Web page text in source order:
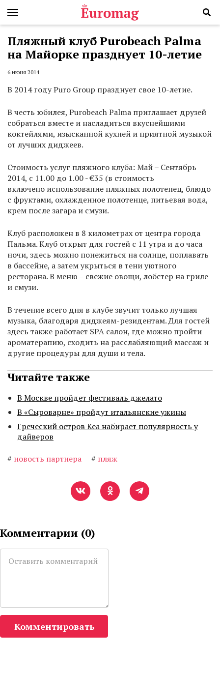
Пляжный клуб Purobeach Palma
на Майорке празднует 10-летие
6 июня 2014
В 2014 году Puro Group празднует свое 10-летие.
В честь юбилея, Purobeach Palma приглашает друзей
собраться вместе и насладиться вкуснейшими
коктейлями, изысканной кухней и приятной музыкой
от лучших диджеев.
Стоимость услуг пляжного клуба: Май – Сентябрь
2014, с 11.00 до 1.00 - €35 (в стоимость
включено использование пляжных полотенец, блюдо
с фруктами, охлажденное полотенце, питьевая вода,
крем после загара и смузи.
Клуб расположен в 8 километрах от центра города
Пальма. Клуб открыт для гостей с 11 утра и до часа
ночи, здесь можно понежиться на солнце, поплавать
в бассейне, а затем укрыться в тени уютного
ресторана. В меню – свежие овощи, лобстер на гриле
и смузи.
В течение всего дня в клубе звучит только лучшая
музыка, благодаря диджеям-резидентам. Для гостей
здесь также работает SPA салон, где можно пройти
ароматерапию, сходить на расслабляющий массаж и
другие процедуры для души и тела.
Читайте также
В Москве пройдет фестиваль джелато
В «Сыроварне» пройдут итальянские ужины
Греческий остров Кеа набирает популярность у
дайверов
# новость партнера # пляж
Комментарии (0)
Комментировать